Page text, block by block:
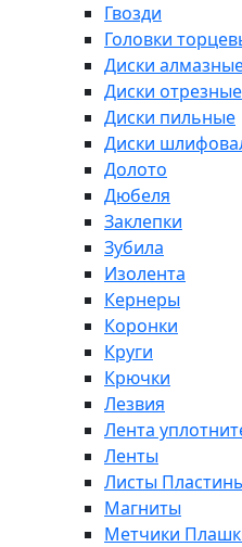
Гвозди
Головки
Диски
Диски отрезные
Диски пильные
Диски
Долото
Дюбеля
Заклепки
Зубила
Изолента
Кернеры
Коронки
Круги
Крючки
Лезвия
Лента
Ленты
Листы
Магниты
Метчики